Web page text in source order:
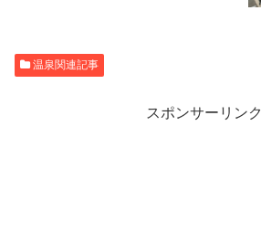
温泉関連記事
スポンサーリンク